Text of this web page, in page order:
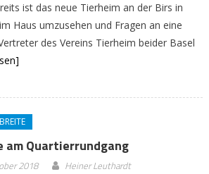
ist das neue Tierheim an der Birs in
Haus umzusehen und Fragen an eine
des Vereins Tierheim beider Basel
BREITE
am Quartierrundgang
2018 Heiner Leuthardt